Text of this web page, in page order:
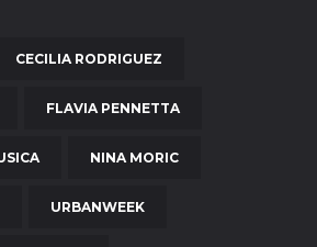
CECILIA RODRIGUEZ
FLAVIA PENNETTA
NINA MORIC
URBANWEEK